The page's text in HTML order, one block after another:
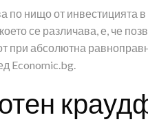
по нищо от инвестицията
се различава, е, че
при абсолютна
Economic.bg.